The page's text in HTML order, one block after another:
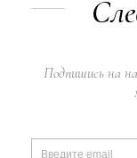
Подпишись на